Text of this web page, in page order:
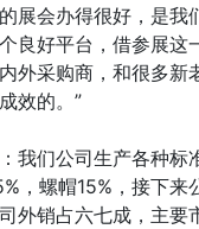
展会办得很好，是我
良好平台，借参展这
外采购商，和很多新
效的。”
们公司生产各种标
，螺帽15%，接下来
外销占六七成，主要